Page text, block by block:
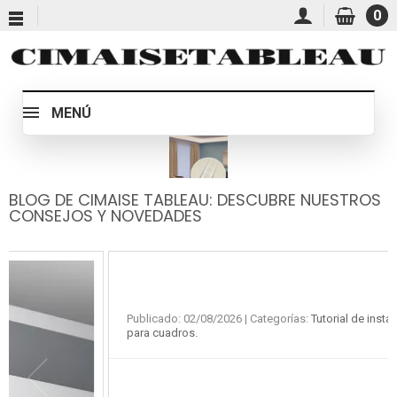
0
MENÚ
BLOG DE CIMAISE TABLEAU: DESCUBRE NUESTROS
CONSEJOS Y NOVEDADES